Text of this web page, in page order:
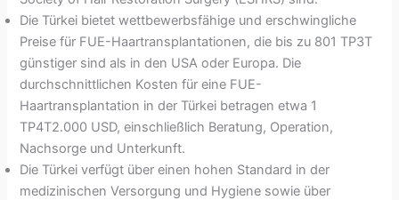
Die Türkei bietet wettbewerbsfähige und erschwingliche
Preise für FUE-Haartransplantationen, die bis zu 801 TP3T
günstiger sind als in den USA oder Europa. Die
durchschnittlichen Kosten für eine FUE-
Haartransplantation in der Türkei betragen etwa 1
TP4T2.000 USD, einschließlich Beratung, Operation,
Nachsorge und Unterkunft.
Die Türkei verfügt über einen hohen Standard in der
medizinischen Versorgung und Hygiene sowie über